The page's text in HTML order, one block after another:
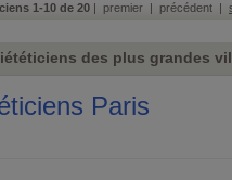
1-10 de 20 | premier | précédent |
des plus grandes
Paris